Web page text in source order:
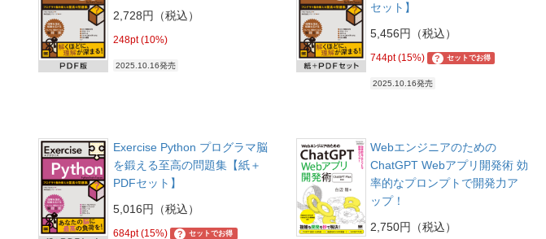
2,728円（税込）
248pt (10%)
2025.10.16発売
セット】
5,456円（税込）
744pt (15%) ? セットでお得
2025.10.16発売
Exercise Python プログラマ脳
を鍛える至高の問題集【紙＋
PDFセット】
5,016円（税込）
684pt (15%) ? セットでお得
Webエンジニアのための
ChatGPT Webアプリ開発術 効
率的なプロンプトで開発力ア
ップ！
2,750円（税込）